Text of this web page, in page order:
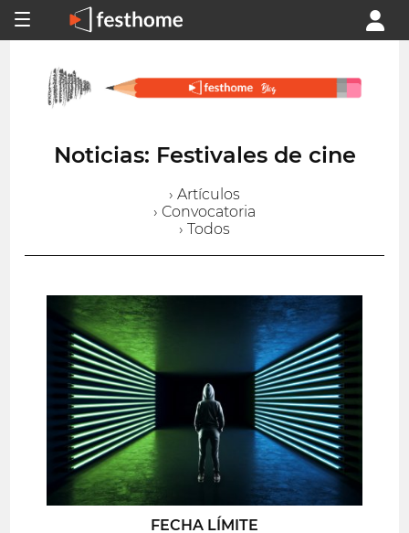
Noticias: Festivales de cine
› Artículos
› Convocatoria
› Todos
FECHA LÍMITE